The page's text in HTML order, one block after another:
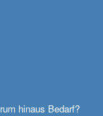
hinaus Bedarf?